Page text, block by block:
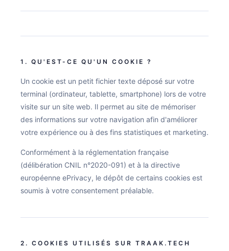
Industrie
Logistique
Produits
BASILIK
CAVALRY
MMD01
THESEUS
Ressources
1. QU'EST-CE QU'UN COOKIE ?
Un cookie est un petit fichier texte déposé sur votre
terminal (ordinateur, tablette, smartphone) lors de votre
visite sur un site web. Il permet au site de mémoriser
des informations sur votre navigation afin d'améliorer
votre expérience ou à des fins statistiques et marketing.
Conformément à la réglementation française
(délibération CNIL n°2020-091) et à la directive
européenne ePrivacy, le dépôt de certains cookies est
soumis à votre consentement préalable.
2. COOKIES UTILISÉS SUR TRAAK.TECH